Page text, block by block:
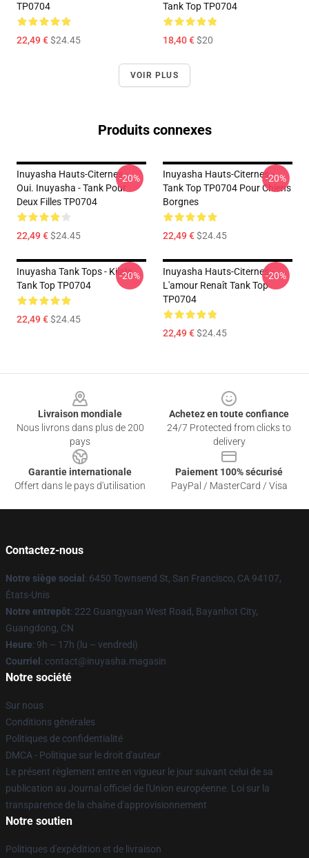
TP0704
22,49 €$24.45
Tank Top TP0704
18,40 €$20
VOIR PLUS
Produits connexes
Inuyasha Hauts-Citernes -
Oui. Inuyasha - Tank Pour
Deux Filles TP0704
22,49 €$24.45
-20%
Inuyasha Hauts-Citernes -
Tank Top TP0704 Pour Chiens
Borgnes
22,49 €$24.45
-20%
Inuyasha Tank Tops - Kilala
Tank Top TP0704
22,49 €$24.45
-20%
Inuyasha Hauts-Citernes -
L'amour Renaît Tank Top
TP0704
22,49 €$24.45
-20%
Livraison mondiale
Nous livrons dans plus de 200
pays
Achetez en toute confiance
24/7 Protected from clicks to
delivery
Garantie internationale
Offert dans le pays d'utilisation
Paiement 100% sécurisé
PayPal / MasterCard / Visa
Contactez-nous
Notre siège social : 6450 Townsend St, San Francisco, CA 94107,
États-Unis
Notre entrepôt: 222 Guangyuan West Road, Bayanhot City,
Guangdong, CN
Heure: 9h – 17h (lu – vendredi)
Courriel : contact@inuyasha.magasin
Notre société
Sur nous
Conditions générales
Politiques de confidentialité
DMCA - Politique sur le droit d'auteur
Le présent règlement entre en vigueur le jour suivant celui de sa
publication au Journal officiel de l'Union européenne. Loi sur la
transparence de la chaîne d'approvisionnement
Notre soutien
Politiques d'expédition et de livraison